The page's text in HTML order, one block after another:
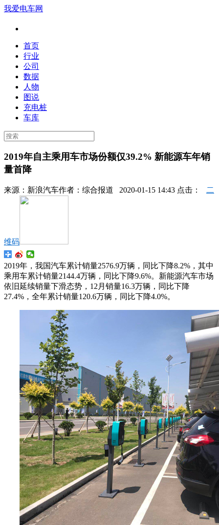
我爱电车网
首页
行业
公司
数据
人物
图说
充电桩
车库
2019年自主乘用车市场份额仅39.2% 新能源车年销
量首降
来源： 新浪汽车作者： 综合报道 2020-01-15 14:43 点击： 二
维码
2019年，我国汽车累计销量2576.9万辆，同比下降8.2%，其中
乘用车累计销量2144.4万辆，同比下降9.6%。新能源汽车市场
依旧延续销量下滑态势，12月销量16.3万辆，同比下降
27.4%，全年累计销量120.6万辆，同比下降4.0%。